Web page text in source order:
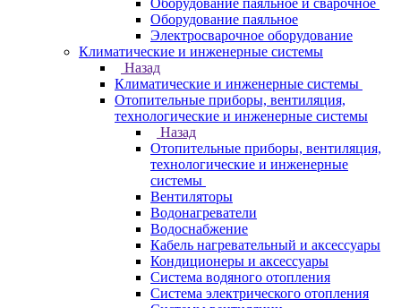
Оборудование паяльное и сварочное
Оборудование паяльное
Электросварочное оборудование
Климатические и инженерные системы
Назад
Климатические и инженерные системы
Отопительные приборы, вентиляция,
технологические и инженерные системы
Назад
Отопительные приборы, вентиляция,
технологические и инженерные
системы
Вентиляторы
Водонагреватели
Водоснабжение
Кабель нагревательный и аксессуары
Кондиционеры и аксессуары
Система водяного отопления
Система электрического отопления